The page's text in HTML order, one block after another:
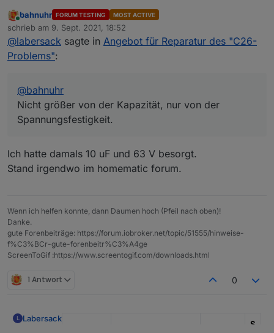
Spannungsfestigkeit.
Online
bahnuhr FORUM TESTING MOST ACTIVE
schrieb am 9. Sept. 2021, 18:52
zuletzt editiert von
@labersack sagte in Angebot für Reparatur des "C26-
Problems":
@bahnuhr
Nicht größer von der Kapazität, nur von der
Spannungsfestigkeit.
Ich hatte damals 10 uF und 63 V besorgt.
Stand irgendwo im homematic forum.
Wenn ich helfen konnte, dann Daumen hoch (Pfeil nach oben)!
Danke.
gute Forenbeiträge: https://forum.iobroker.net/topic/51555/hinweise-
f%C3%BCr-gute-forenbeitr%C3%A4ge
ScreenToGif :https://www.screentogif.com/downloads.html
1 Antwort 0
L Labersack
S